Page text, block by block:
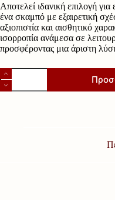
Αποτελεί ιδανική επιλογή
ένα σκαμπό με εξαιρετική
αξιοπιστία και αισθητικό
ισορροπία ανάμεσα σε
προσφέροντας μια άριστη
Σκαμπό
Μεταλλικό
ΣΜ30